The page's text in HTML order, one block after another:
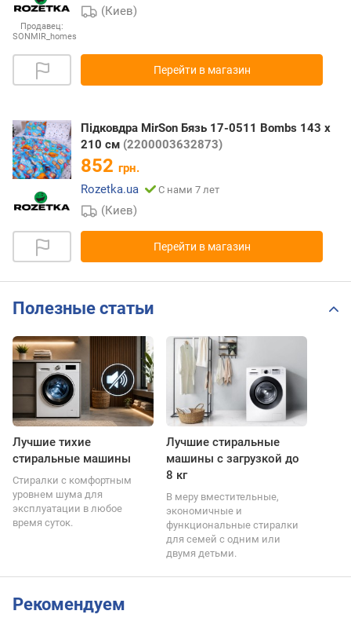
Продавец:
SONMIR_homes
(Киев)
Перейти в магазин
Підковдра MirSon Бязь 17-0511 Bombs 143 x
210 см (2200003632873)
852 грн.
Rozetka.ua
С нами 7 лет
(Киев)
Перейти в магазин
Полезные статьи
Лучшие тихие
стиральные машины
Стиралки с комфортным
уровнем шума для
эксплуатации в любое
время суток.
Лучшие стиральные
машины с загрузкой до
8 кг
В меру вместительные,
экономичные и
функциональные стиралки
для семей с одним или
двумя детьми.
Рекомендуем